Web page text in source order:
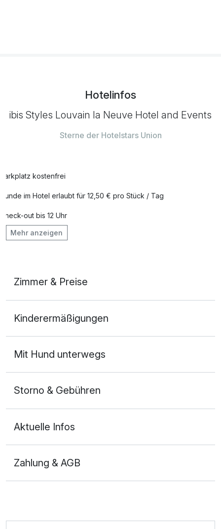
Hotelinfos
ibis Styles Louvain la Neuve Hotel and Events
Sterne der Hotelstars Union
Parkplatz kostenfrei
Hunde im Hotel erlaubt für 12,50 € pro Stück / Tag
Check-out bis 12 Uhr
Fitnessgeräte stehen bereit
Mehr anzeigen
Zimmer & Preise
2 Erwachsene und 1 Kind
Kinderermäßigungen
Mit Hund unterwegs
Storno & Gebühren
Aktuelle Infos
Zahlung & AGB